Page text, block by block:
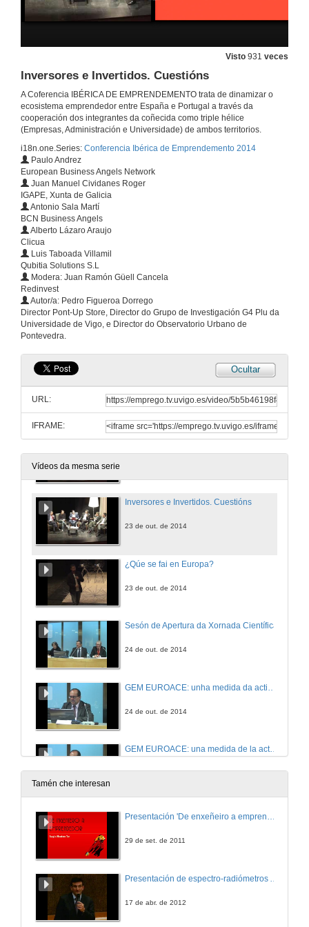
Visto 931 veces
Inversores e Invertidos. Cuestións
A Coferencia IBÉRICA DE EMPRENDEMENTO trata de dinamizar o
ecosistema emprendedor entre España e Portugal a través da
cooperación dos integrantes da coñecida como triple hélice
(Empresas, Administración e Universidade) de ambos territorios.
i18n.one.Series: Conferencia Ibérica de Emprendemento 2014
Paulo Andrez
European Business Angels Network
Juan Manuel Cividanes Roger
IGAPE, Xunta de Galicia
Antonio Sala Martí
BCN Business Angels
Alberto Lázaro Araujo
Clicua
Luis Taboada Villamil
Qubitia Solutions S.L
Modera: Juan Ramón Güell Cancela
Redinvest
Autor/a: Pedro Figueroa Dorrego
Director Pont-Up Store, Director do Grupo de Investigación G4 Plu da
Universidade de Vigo, e Director do Observatorio Urbano de
Pontevedra.
Ocultar
URL:
IFRAME:
Vídeos da mesma serie
Conferencia Inaugural. Cuestións
23 de out. de 2014
O ecosistema emprendedor. Coloquio
23 de out. de 2014
Emprendemento rural, urbano, social e cultural. Coloquio
Emprendemento rural, urbano, social e cultural. Cuestións
23 de out. de 2014
Inversores e Invertidos. Coloquio
Inversores e Invertidos. Cuestións
23 de out. de 2014
¿Qúe se fai en Europa?
23 de out. de 2014
Sesón de Apertura da Xornada Científica
24 de out. de 2014
24 de out. de 2014
GEM EUROACE: una medida de la actividad emprendedora transregional y transnacional. Cuestións
24 de out. de 2014
Tamén che interesan
Presentación 'De enxeñeiro a emprendedor, unha transformación posible'.
29 de set. de 2011
17 de abr. de 2012